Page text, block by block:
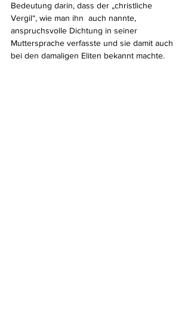
Bedeutung darin, dass der „christliche
Vergil“, wie man ihn  auch nannte,
anspruchsvolle Dichtung in seiner
Muttersprache verfasste und sie damit auch
bei den damaligen Eliten bekannt machte.